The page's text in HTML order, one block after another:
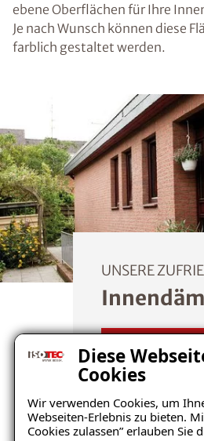
Diese
Cookies
Wir verwenden Cookies, um
Webseiten-Erlebnis zu bieten.
Cookies zulassen” erlauben Sie
ebene Oberflächen für Ihre
Je nach Wunsch können diese
farblich gestaltet werden.
UNSERE
Mehr